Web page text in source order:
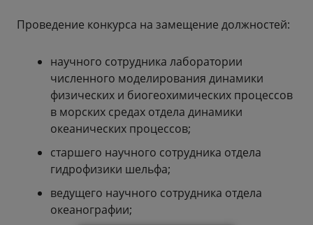
Проведение конкурса на замещение должностей:
научного сотрудника лаборатории
численного моделирования динамики
физических и биогеохимических процессов
в морских средах отдела динамики
океанических процессов;
старшего научного сотрудника отдела
гидрофизики шельфа;
ведущего научного сотрудника отдела
океанографии;